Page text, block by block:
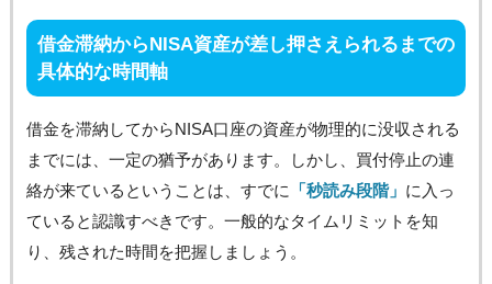
借金滞納からNISA資産が差し押さえられるまでの
具体的な時間軸
借金を滞納してからNISA口座の資産が物理的に没収される
までには、一定の猶予があります。しかし、買付停止の連
絡が来ているということは、すでに
「秒読み段階」 に入っ
ていると認識すべきです。一般的なタイムリミットを知
り、残された時間を把握しましょう。